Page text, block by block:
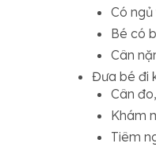
Có
Bé có
Cân
Đưa bé đi
Cân
Khám
Tiêm